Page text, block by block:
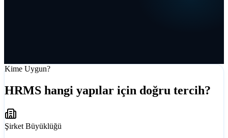
Kime Uygun?
HRMS hangi yapılar için doğru tercih?
Şirket Büyüklüğü